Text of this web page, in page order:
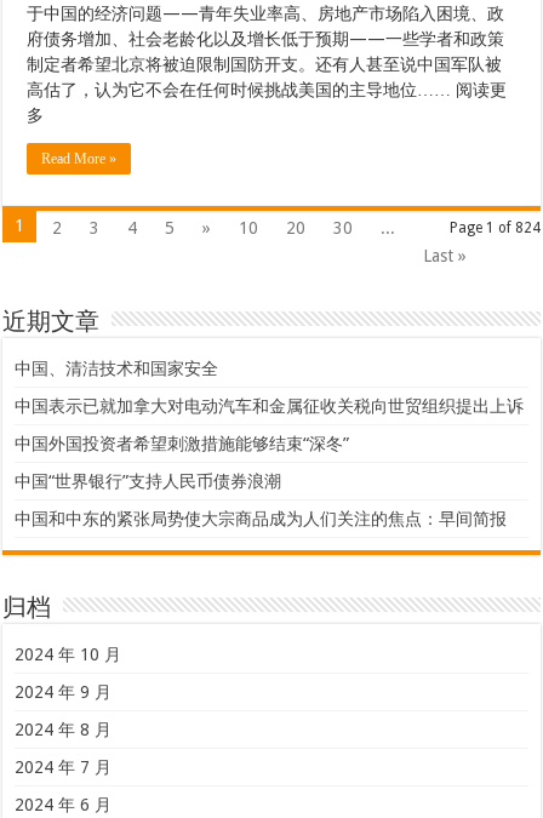
于中国的经济问题——青年失业率高、房地产市场陷入困境、政
府债务增加、社会老龄化以及增长低于预期——一些学者和政策
制定者希望北京将被迫限制国防开支。还有人甚至说中国军队被
高估了，认为它不会在任何时候挑战美国的主导地位…… 阅读更
多
Read More »
Page 1 of 824
1 2 3 4 5 » 10 20 30
...
Last »
近期文章
中国、清洁技术和国家安全
中国表示已就加拿大对电动汽车和金属征收关税向世贸组织提出上诉
中国外国投资者希望刺激措施能够结束“深冬”
中国“世界银行”支持人民币债券浪潮
中国和中东的紧张局势使大宗商品成为人们关注的焦点：早间简报
归档
2024 年 10 月
2024 年 9 月
2024 年 8 月
2024 年 7 月
2024 年 6 月